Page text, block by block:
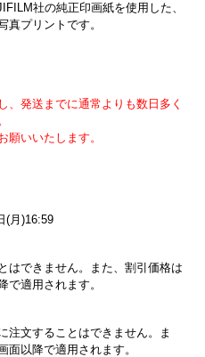
社の純正印画紙を使用した、
真プリントです。
、発送までに通常よりも数日多く
願いいたします。
(月)16:59
はできません。また、割引価格は
で適用されます。
注文することはできません。ま
面以降で適用されます。